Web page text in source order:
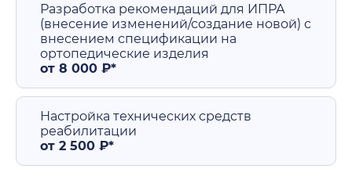
Разработка рекомендаций для ИПРА
(внесение изменений/создание новой) с
внесением спецификации на
ортопедические изделия
от 8 000 ₽*
Настройка технических средств
реабилитации
от 2 500 ₽*